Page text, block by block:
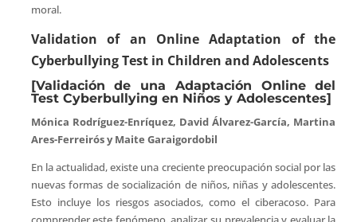
moral.
Validation of an Online Adaptation of the
Cyberbullying Test in Children and Adolescents
[Validación de una Adaptación Online del
Test Cyberbullying en Niños y Adolescentes]
Mónica Rodríguez-Enríquez, David Álvarez-García, Martina
Ares-Ferreirós y Maite Garaigordobil
En la actualidad, existe una creciente preocupación social por las
nuevas formas de socialización de niños, niñas y adolescentes.
Esto incluye los riesgos asociados, como el ciberacoso. Para